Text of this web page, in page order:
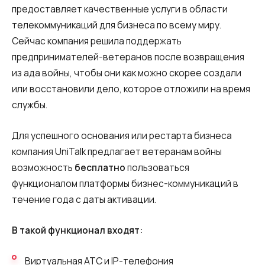
Автоматический перезвон клиентам
Автоинформатор
Интерактивное голосовое меню — IVR
Конструктор телефонных событий
СПАМ-мониторинг телефонных
номеров
SIP TRUNK
предоставляет качественные услуги в области
телекоммуникаций для бизнеса по всему миру.
Сейчас компания решила поддержать
предпринимателей-ветеранов после возвращения
из ада войны, чтобы они как можно скорее создали
или восстановили дело, которое отложили на время
службы.
Для успешного основания или рестарта бизнеса
компания UniTalk предлагает ветеранам войны
возможность бесплатнопользоваться
функционалом платформы бизнес-коммуникаций в
течение года с даты активации.
В такой функционал входят:
Виртуальная АТС и IP-телефония